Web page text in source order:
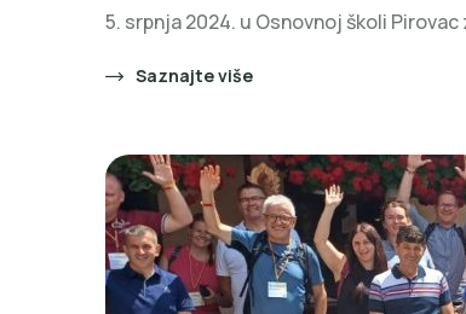
5. srpnja 2024. u Osnovnoj školi Pirovac
Saznajte više